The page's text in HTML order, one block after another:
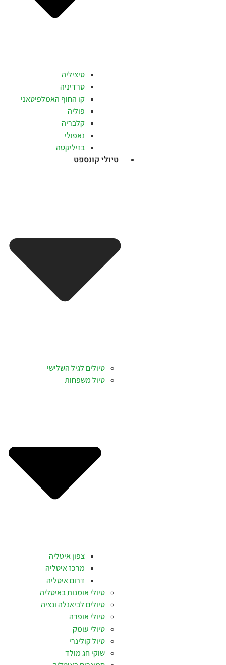
סיציליה
סרדיניה
קו החוף האמלפיטאני
פוליה
קלבריה
נאפולי
בזיליקטה
טיולי קונספט
טיולים לגיל השלישי
טיול משפחות
צפון איטליה
מרכז איטליה
דרום איטליה
טיולי אומנות באיטליה
טיולים לביאנלה ונציה
טיולי אופרה
טיולי עומק
טיול קולינרי
שוקי חג מולד